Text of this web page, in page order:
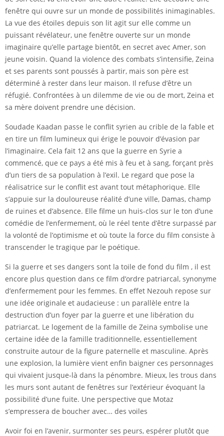
fenêtre qui ouvre sur un monde de possibilités inimaginables.
La vue des étoiles depuis son lit agit sur elle comme un
puissant révélateur, une fenêtre ouverte sur un monde
imaginaire qu’elle partage bientôt, en secret avec Amer, son
jeune voisin. Quand la violence des combats s’intensifie, Zeina
et ses parents sont poussés à partir, mais son père est
déterminé à rester dans leur maison. Il refuse d’être un
réfugié. Confrontées à un dilemme de vie ou de mort, Zeina et
sa mère doivent prendre une décision.
Soudade Kaadan passe le conflit syrien au crible de la fable et
en tire un film lumineux qui érige le pouvoir d’évasion par
l’imaginaire. Cela fait 12 ans que la guerre en Syrie a
commencé, que ce pays a été mis à feu et à sang, forçant près
d’un tiers de sa population à l’exil. Le regard que pose la
réalisatrice sur le conflit est avant tout métaphorique. Elle
s’appuie sur la douloureuse réalité d’une ville, Damas, champ
de ruines et d’absence. Elle filme un huis-clos sur le ton d’une
comédie de l’enfermement, où le réel tente d’être surpassé par
la volonté de l’optimisme et où toute la force du film consiste à
transcender le tragique par le poétique.
Si la guerre et ses dangers sont la toile de fond du film , il est
encore plus question dans ce film d’ordre patriarcal, synonyme
d’enfermement pour les femmes. En effet Nezouh repose sur
une idée originale et audacieuse : un parallèle entre la
destruction d’un foyer par la guerre et une libération du
patriarcat. Le logement de la famille de Zeina symbolise une
certaine idée de la famille traditionnelle, essentiellement
construite autour de la figure paternelle et masculine. Après
une explosion, la lumière vient enfin baigner ces personnages
qui vivaient jusque-là dans la pénombre. Mieux, les trous dans
les murs sont autant de fenêtres sur l’extérieur évoquant la
possibilité d’une fuite. Une perspective que Motaz
s’empressera de boucher avec… des voiles
Avoir foi en l’avenir, surmonter ses peurs, espérer plutôt que